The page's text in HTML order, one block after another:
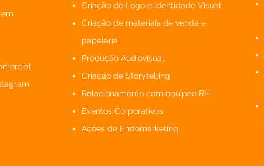
Criação de Logo e Identidade Visual
Criação de materiais de venda e
papelaria
Produção Audiovisual
Criação de Storytelling
Relacionamento com equipee RH
Eventos Corporativos
Ações de Endomarketing